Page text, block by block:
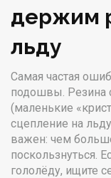
держим
льду
Самая частая
подошвы. Резина
(маленькие
сцепление на
важен: чем
поскользнуться.
гололёду, ищите